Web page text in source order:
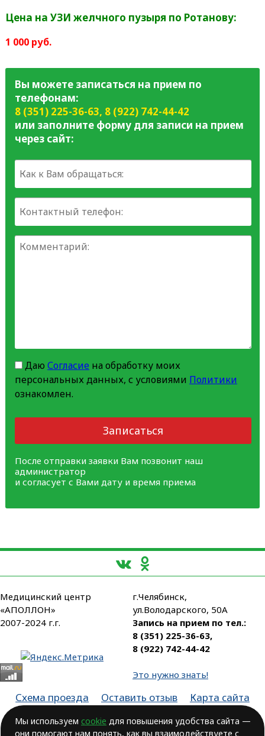
Цена на УЗИ желчного пузыря по Ротанову:
1 000 руб.
Вы можете записаться на прием по
телефонам:
8 (351) 225-36-63, 8 (922) 742-44-42
или заполните форму для записи на прием
через сайт:
Даю Согласиена обработку моих
персональных данных, с условиями Политики
ознакомлен.
Записаться
После отправки заявки Вам позвонит наш
администратор
и согласует с Вами дату и время приема
Медицинский центр
«АПОЛЛОН»
2007-2024 г.г.
г.Челябинск,
ул.Володарского, 50А
Запись на прием по тел.:
8 (351) 225-36-63,
8 (922) 742-44-42
Это нужно знать!
Схема проезда Оставить отзыв
Карта сайта
Лицензия № ЛО-74-01-003806, от 14.10.2016, выдана Министерством
Мы используем cookie для повышения удобства сайта —
они помогают нам понять, как вы взаимодействуете с